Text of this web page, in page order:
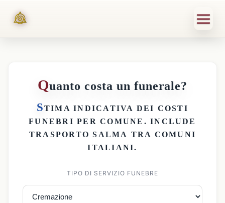
Quanto costa un funerale?
STIMA INDICATIVA DEI COSTI
FUNEBRI PER COMUNE . INCLUDE
TRASPORTO SALMA TRA COMUNI
ITALIANI.
TIPO DI SERVIZIO FUNEBRE